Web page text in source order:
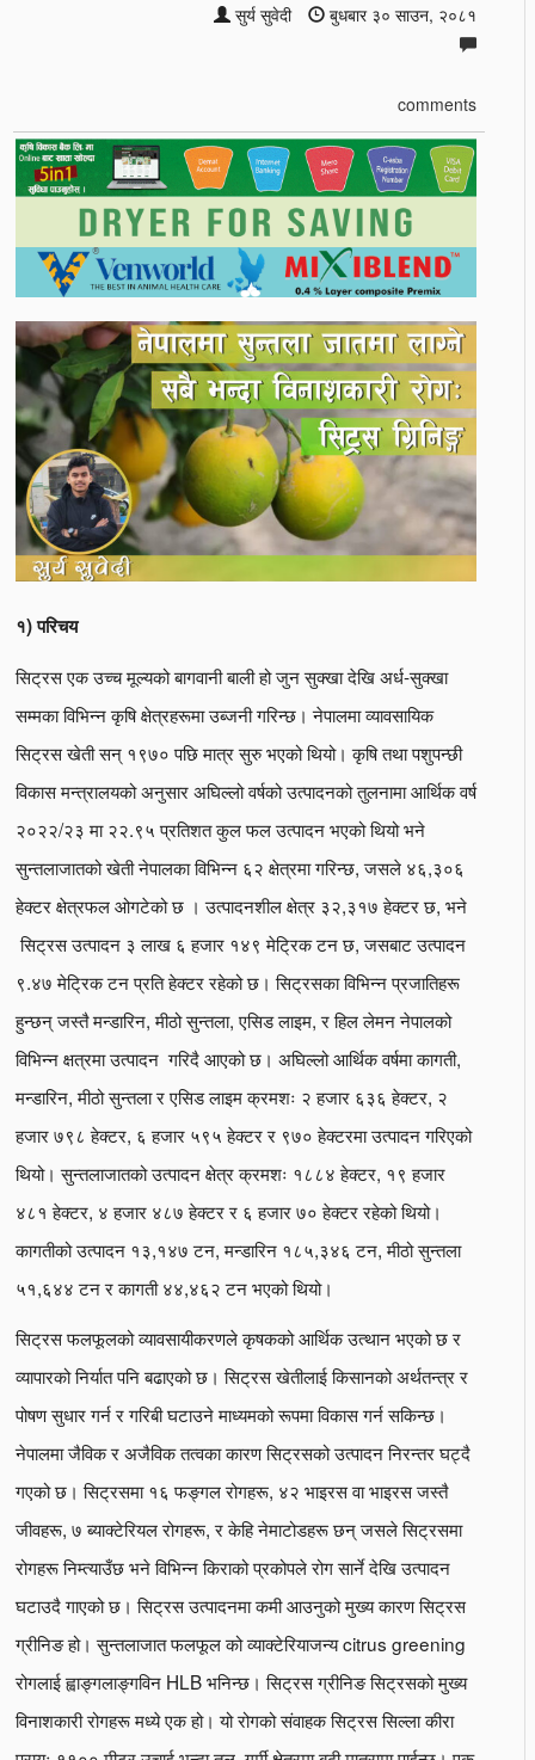
सुर्य सुवेदी बुधबार ३० साउन, २०८१
comments
१) परिचय
सिट्रस एक उच्च मूल्यको बागवानी बाली हो जुन सुक्खा देखि अर्ध-सुक्खा
सम्मका विभिन्न कृषि क्षेत्रहरूमा उब्जनी गरिन्छ। नेपालमा व्यावसायिक
सिट्रस खेती सन् १९७० पछि मात्र सुरु भएको थियो। कृषि तथा पशुपन्छी
विकास मन्त्रालयको अनुसार अघिल्लो वर्षको उत्पादनको तुलनामा आर्थिक वर्ष
२०२२/२३ मा २२.९५ प्रतिशत कुल फल उत्पादन भएको थियो भने
सुन्तलाजातको खेती नेपालका विभिन्न ६२ क्षेत्रमा गरिन्छ, जसले ४६,३०६
हेक्टर क्षेत्रफल ओगटेको छ । उत्पादनशील क्षेत्र ३२,३१७ हेक्टर छ, भने
सिट्रस उत्पादन ३ लाख ६ हजार १४९ मेट्रिक टन छ, जसबाट उत्पादन
९.४७ मेट्रिक टन प्रति हेक्टर रहेको छ। सिट्रसका विभिन्न प्रजातिहरू
हुन्छन् जस्तै मन्डारिन, मीठो सुन्तला, एसिड लाइम, र हिल लेमन नेपालको
विभिन्न क्षत्रमा उत्पादन गरिदै आएको छ। अघिल्लो आर्थिक वर्षमा कागती,
मन्डारिन, मीठो सुन्तला र एसिड लाइम क्रमशः २ हजार ६३६ हेक्टर, २
हजार ७९८ हेक्टर, ६ हजार ५९५ हेक्टर र ९७० हेक्टरमा उत्पादन गरिएको
थियो। सुन्तलाजातको उत्पादन क्षेत्र क्रमशः १८८४ हेक्टर, १९ हजार
४८१ हेक्टर, ४ हजार ४८७ हेक्टर र ६ हजार ७० हेक्टर रहेको थियो।
कागतीको उत्पादन १३,१४७ टन, मन्डारिन १८५,३४६ टन, मीठो सुन्तला
५१,६४४ ​​टन र कागती ४४,४६२ टन भएको थियो।
सिट्रस फलफूलको व्यावसायीकरणले कृषकको आर्थिक उत्थान भएको छ र
व्यापारको निर्यात पनि बढाएको छ। सिट्रस खेतीलाई किसानको अर्थतन्त्र र
पोषण सुधार गर्न र गरिबी घटाउने माध्यमको रूपमा विकास गर्न सकिन्छ।
नेपालमा जैविक र अजैविक तत्वका कारण सिट्रसको उत्पादन निरन्तर घट्दै
गएको छ। सिट्रसमा १६ फङ्गल रोगहरू, ४२ भाइरस वा भाइरस जस्तै
जीवहरू, ७ ब्याक्टेरियल रोगहरू, र केहि नेमाटोडहरू छन् जसले सिट्रसमा
रोगहरू निम्त्याउँछ भने विभिन्न किराको प्रकोपले रोग सार्ने देखि उत्पादन
घटाउदै गाएको छ। सिट्रस उत्पादनमा कमी आउनुको मुख्य कारण सिट्रस
ग्रीनिङ हो। सुन्तलाजात फलफूल को व्याक्टेरियाजन्य citrus greening
रोगलाई ह्वाङ्गलाङ्गविन HLB भनिन्छ। सिट्रस ग्रीनिङ सिट्रसको मुख्य
विनाशकारी रोगहरू मध्ये एक हो। यो रोगको संवाहक सिट्रस सिल्ला कीरा